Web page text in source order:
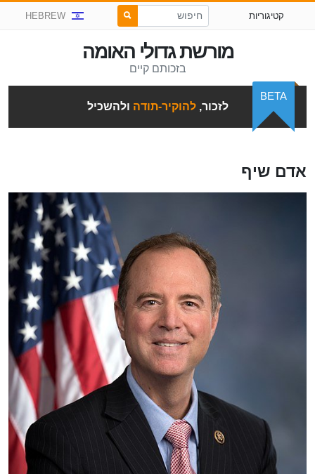
קטיגוריות HEBREW
מורשת גדולי האומה
בזכותם קיים
לזכור,להוקיר-תודה ולהשכיל
BETA
אדם שיף